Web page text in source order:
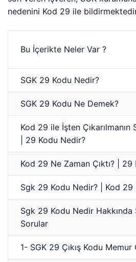
nedenini Kod 29 ile
Bu İçerikte Neler Var ?
SGK 29 Kodu Nedir?
SGK 29 Kodu Ne Demek?
Kod 29 ile İşten Çıkarılmanın
| 29 Kodu Nedir?
Kod 29 Ne Zaman Çıktı? |
Sgk 29 Kodu Nedir? | Kod 29
Sgk 29 Kodu Nedir Hakkında
Sorular
1- SGK 29 Çıkış Kodu